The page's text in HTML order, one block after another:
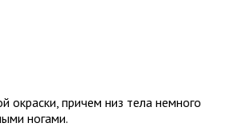
окраски, причем низ тела немного
ногами.